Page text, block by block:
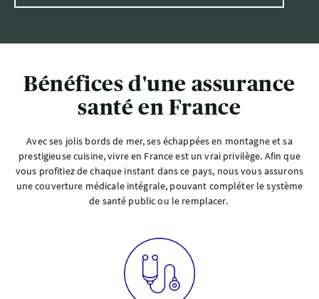
Bénéfices d'une assurance
santé en France
Avec ses jolis bords de mer, ses échappées en montagne et sa
prestigieuse cuisine, vivre en France est un vrai privilège. Afin que
vous profitiez de chaque instant dans ce pays, nous vous assurons
une couverture médicale intégrale, pouvant compléter le système
de santé public ou le remplacer.